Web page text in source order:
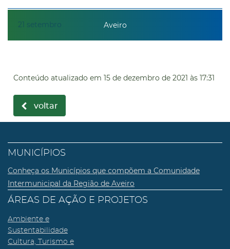
21 setembro Aveiro
Conteúdo atualizado em 15 de dezembro de 2021 às 17:31
voltar
MUNICÍPIOS
Conheça os Municípios que compõem a Comunidade
Intermunicipal da Região de Aveiro
ÁREAS DE AÇÃO E PROJETOS
Ambiente e
Sustentabilidade
Cultura, Turismo e